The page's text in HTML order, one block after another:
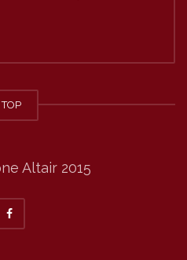
TOP
Altair 2015